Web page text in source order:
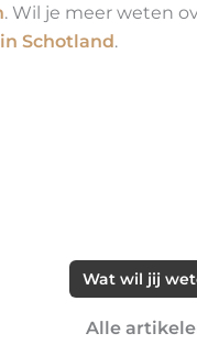
. Wil je meer weten
Schotland.
Wat wil jij
Alle